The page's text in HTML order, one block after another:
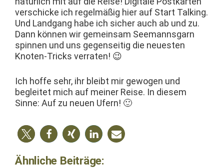
ver­schicke ich regelmäßig hier auf Start Talk­ing.
Und Landgang habe ich sich­er auch ab und zu.
Dann kön­nen wir gemein­sam See­manns­garn
spin­nen und uns gegen­seit­ig die neuesten
Knoten-Tricks verraten! 😉
Ich hoffe sehr, ihr bleibt mir gewogen und
begleit­et mich auf mein­er Reise. In diesem
Sinne: Auf zu neuen Ufern! 🙂
Ähnliche Beiträge: